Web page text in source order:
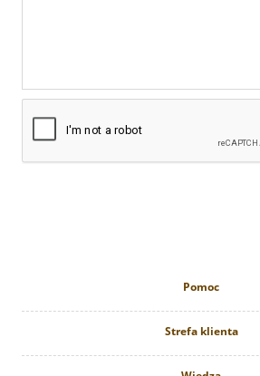
Pomoc
Strefa klienta